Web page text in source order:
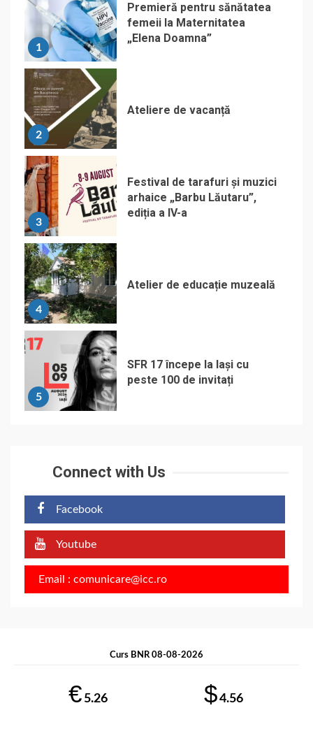
1
Premieră pentru sănătatea
femeii la Maternitatea
„Elena Doamna”
2
Ateliere de vacanță
3
Festival de tarafuri și muzici
arhaice „Barbu Lăutaru”,
ediția a IV-a
4
Atelier de educație muzeală
5
SFR 17 începe la Iași cu
peste 100 de invitați
Connect with Us
Facebook
Youtube
Email : comunicare@icc.ro
Curs BNR 08-08-2026
€ 5.26 $4.56